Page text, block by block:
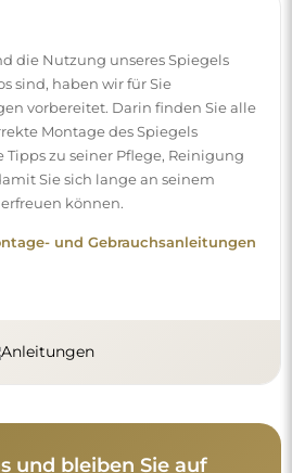
die Nutzung unseres Spiegels
sind, haben wir für Sie
vorbereitet. Darin finden Sie alle
Montage des Spiegels
Tipps zu seiner Pflege, Reinigung
Sie sich lange an seinem
können.
und Gebrauchsanleitungen
und bleiben Sie auf